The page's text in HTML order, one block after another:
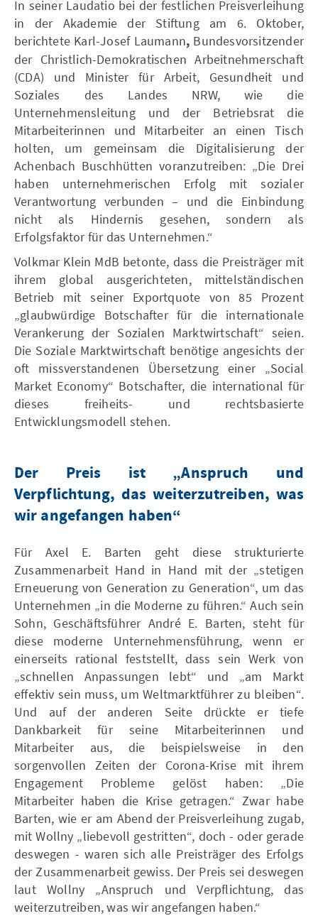
In seiner Laudatio bei der festlichen Preisverleihung
in der Akademie der Stiftung am 6. Oktober,
berichtete Karl-Josef Laumann, Bundesvorsitzender
der Christlich-Demokratischen Arbeitnehmerschaft
(CDA) und Minister für Arbeit, Gesundheit und
Soziales des Landes NRW, wie die
Unternehmensleitung und der Betriebsrat die
Mitarbeiterinnen und Mitarbeiter an einen Tisch
holten, um gemeinsam die Digitalisierung der
Achenbach Buschhütten voranzutreiben: „Die Drei
haben unternehmerischen Erfolg mit sozialer
Verantwortung verbunden – und die Einbindung
nicht als Hindernis gesehen, sondern als
Erfolgsfaktor für das Unternehmen.“
Volkmar Klein MdB betonte, dass die Preisträger mit
ihrem global ausgerichteten, mittelständischen
Betrieb mit seiner Exportquote von 85 Prozent
„glaubwürdige Botschafter für die internationale
Verankerung der Sozialen Marktwirtschaft“ seien.
Die Soziale Marktwirtschaft benötige angesichts der
oft missverstandenen Übersetzung einer „Social
Market Economy“ Botschafter, die international für
dieses freiheits- und rechtsbasierte
Entwicklungsmodell stehen.
Der Preis ist „Anspruch und
Verpflichtung, das weiterzutreiben, was
wir angefangen haben“
Für Axel E. Barten geht diese strukturierte
Zusammenarbeit Hand in Hand mit der „stetigen
Erneuerung von Generation zu Generation“, um das
Unternehmen „in die Moderne zu führen.“ Auch sein
Sohn, Geschäftsführer André E. Barten, steht für
diese moderne Unternehmensführung, wenn er
einerseits rational feststellt, dass sein Werk von
„schnellen Anpassungen lebt“ und „am Markt
effektiv sein muss, um Weltmarktführer zu bleiben“.
Und auf der anderen Seite drückte er tiefe
Dankbarkeit für seine Mitarbeiterinnen und
Mitarbeiter aus, die beispielsweise in den
sorgenvollen Zeiten der Corona-Krise mit ihrem
Engagement Probleme gelöst haben: „Die
Mitarbeiter haben die Krise getragen.“ Zwar habe
Barten, wie er am Abend der Preisverleihung zugab,
mit Wollny „liebevoll gestritten“, doch - oder gerade
deswegen - waren sich alle Preisträger des Erfolgs
der Zusammenarbeit gewiss. Der Preis sei deswegen
laut Wollny „Anspruch und Verpflichtung, das
weiterzutreiben, was wir angefangen haben.“